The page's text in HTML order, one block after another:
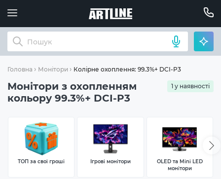
Головна Монітори Колірне охоплення: 99.3%+ DCI-P3
Монітори з охопленням
кольору 99.3%+ DCI-P3
1 у наявності
ТОП за свої гроші Ігрові монітори
OLED та Mini LED
монітори